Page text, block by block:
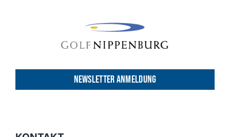
Optionen
können
der
Produktseite
NEWSLETTER ANMELDUNG